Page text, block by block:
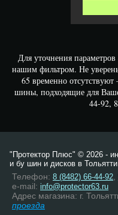
Для уточнения
нашим фильтром. Не
65 временно
шины, подходящие для
44-92,
"Протектор Плюс" © 2026 -
и бу шин и дисков в Тольятти
Телефон: 8 (8482) 66-44-92
e-mail: info@protector63.ru
Адрес магазина: г.
проезда